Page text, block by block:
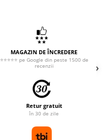
MAGAZIN DE ÎNCREDERE
⭐⭐⭐⭐⭐ pe Google din peste 1500 de
recenzii
Retur gratuit
în 30 de zile